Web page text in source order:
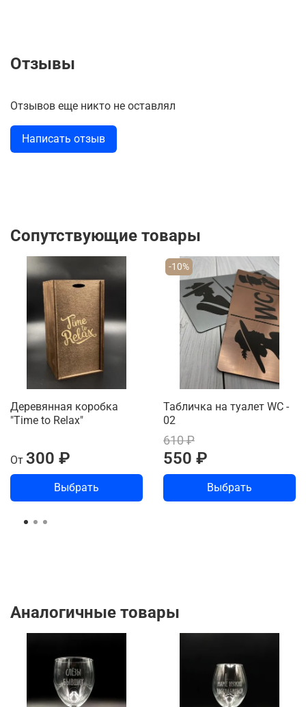
Отзывы
Отзывов еще никто не оставлял
Написать отзыв
Сопутствующие товары
Деревянная коробка
"Time to Relax"
От 300 ₽
Выбрать
-10%
Табличка на туалет WC -
02
610 ₽
550 ₽
Выбрать
Аналогичные товары